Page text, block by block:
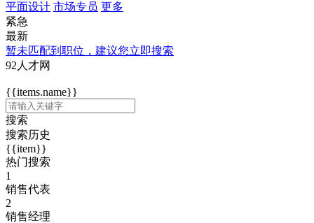
平面设计 市场专员 更多
紧急
最新
暂未匹配到职位，建议您立即搜索
92人才网
{{items.name}}
搜索
搜索历史
{{item}}
热门搜索
1
销售代表
2
销售经理